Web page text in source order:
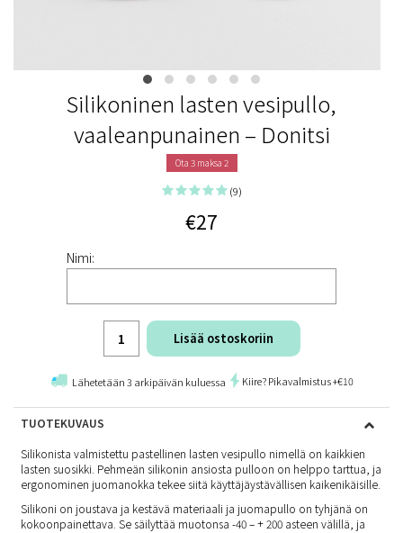
Silikoninen lasten vesipullo,
vaaleanpunainen – Donitsi
Ota 3 maksa 2
(9)
€27
Nimi:
Lisää ostoskoriin
Lähetetään 3 arkipäivän kuluessa Kiire? Pikavalmistus +€10
TUOTEKUVAUS
Silikonista valmistettu pastellinen lasten vesipullo nimellä on kaikkien
lasten suosikki. Pehmeän silikonin ansiosta pulloon on helppo tarttua, ja
ergonominen juomanokka tekee siitä käyttäjäystävällisen kaikenikäisille.
Silikoni on joustava ja kestävä materiaali ja juomapullo on tyhjänä on
kokoonpainettava. Se säilyttää muotonsa -40 – + 200 asteen välillä, ja